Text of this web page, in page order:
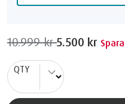
10.999 kr5.500 kr
QTY